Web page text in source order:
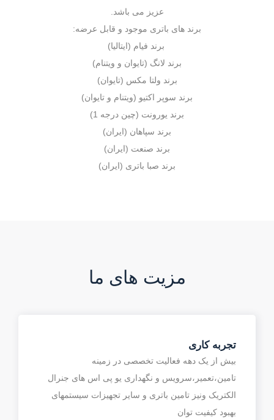
عزیز می باشد.
برند های باتری موجود و قابل عرضه:
برند فیام (ایتالیا)
برند لانگ (تایوان و ویتنام)
برند ولتا مکس (تایوان)
برند سوپر اکتیو (ویتنام و تایوان)
برند یورونت (چین درجه 1)
برند سپاهان (ایران)
برند صنعت (ایران)
برند صبا باتری (ایران)
مزیت های ما
تجربه کاری
بیش از یک دهه فعالیت تخصصی در زمینه
تامین،تعمیر،سرویس و نگهداری یو پی اس های جنرال
الکتریک ونیز تامین باتری و سایر تجهیزات سیستمهای
بهبود کیفیت توان